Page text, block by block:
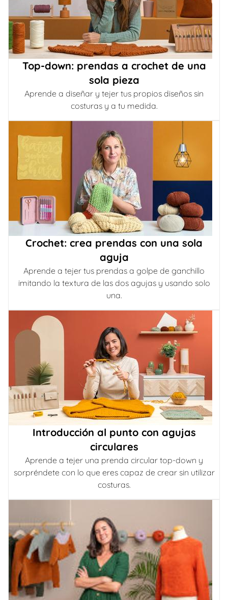
Top-down: prendas a crochet de una
sola pieza
Aprende a diseñar y tejer tus propios diseños sin
costuras y a tu medida.
Crochet: crea prendas con una sola
aguja
Aprende a tejer tus prendas a golpe de ganchillo
imitando la textura de las dos agujas y usando solo
una.
Introducción al punto con agujas
circulares
Aprende a tejer una prenda circular top-down y
sorpréndete con lo que eres capaz de crear sin utilizar
costuras.